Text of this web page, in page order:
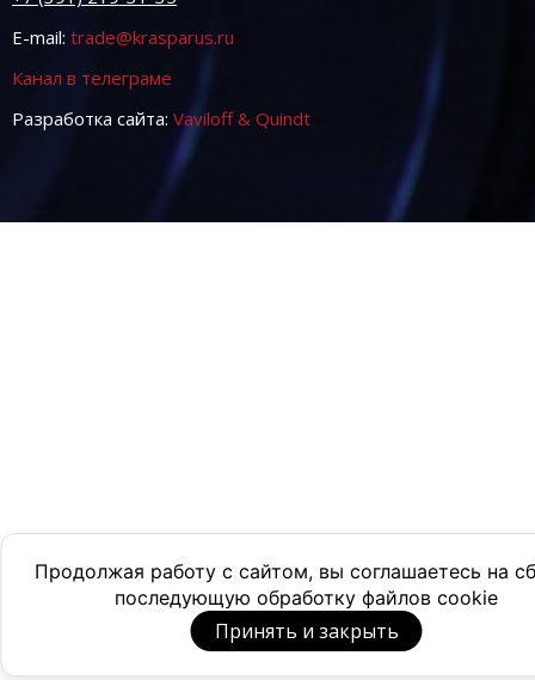
Продолжая работу с сайтом, вы соглашаетесь на
последующую обработку файлов cookie
Принять и закрыть
E-mail: trade@krasparus.ru
Канал в телеграме
Разработка сайта: Vaviloff & Quindt